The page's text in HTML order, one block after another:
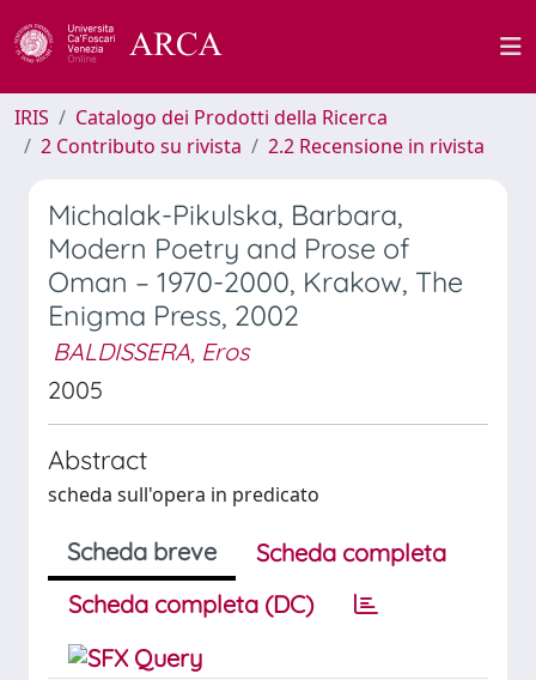
IRIS
Catalogo dei Prodotti della Ricerca
2 Contributo su rivista
2.2 Recensione in rivista
Michalak-Pikulska, Barbara,
Modern Poetry and Prose of
Oman – 1970-2000, Krakow, The
Enigma Press, 2002
BALDISSERA, Eros
2005
Abstract
scheda sull'opera in predicato
Scheda breve
Scheda completa
Scheda completa (DC)